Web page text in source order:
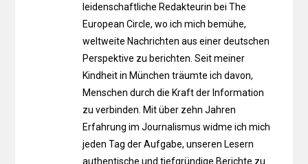
leidenschaftliche Redakteurin bei The
European Circle, wo ich mich bemühe,
weltweite Nachrichten aus einer deutschen
Perspektive zu berichten. Seit meiner
Kindheit in München träumte ich davon,
Menschen durch die Kraft der Information
zu verbinden. Mit über zehn Jahren
Erfahrung im Journalismus widme ich mich
jeden Tag der Aufgabe, unseren Lesern
authentische und tiefgründige Berichte zu